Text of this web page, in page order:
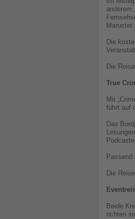
anderem
Die
Die
True
Mit
führt auf
Das
Passend
Die
Beide
richten